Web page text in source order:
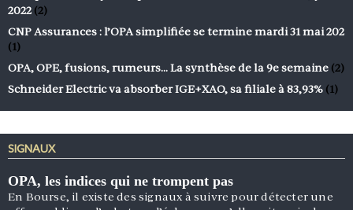
2022 (2)
CNP Assurances : l’OPA simplifiée se termine mardi 31 mai 202
(1)
OPA, OPE, fusions, rumeurs… La synthèse de la 9e semaine (2)
Schneider Electric va absorber IGE+XAO, sa filiale à 83,93% (1)
SIGNAUX
OPA, les indices qui ne trompent pas
En Bourse, il existe des signaux à suivre pour détecter une